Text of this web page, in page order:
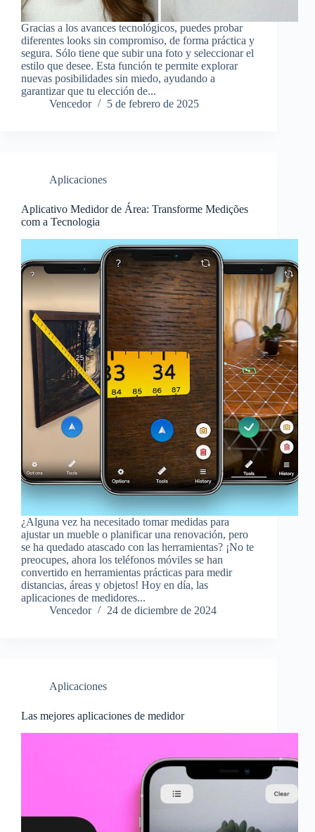
Gracias a los avances tecnológicos, puedes probar
diferentes looks sin compromiso, de forma práctica y
segura. Sólo tiene que subir una foto y seleccionar el
estilo que desee. Esta función te permite explorar
nuevas posibilidades sin miedo, ayudando a
garantizar que tu elección de...
Vencedor
5 de febrero de 2025
Aplicaciones
Aplicativo Medidor de Área: Transforme Medições
com a Tecnologia
¿Alguna vez ha necesitado tomar medidas para
ajustar un mueble o planificar una renovación, pero
se ha quedado atascado con las herramientas? ¡No te
preocupes, ahora los teléfonos móviles se han
convertido en herramientas prácticas para medir
distancias, áreas y objetos! Hoy en día, las
aplicaciones de medidores...
Vencedor
24 de diciembre de 2024
Aplicaciones
Las mejores aplicaciones de medidor